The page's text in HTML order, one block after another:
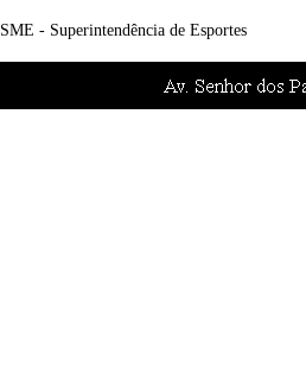
SME - Superintendência de Esportes